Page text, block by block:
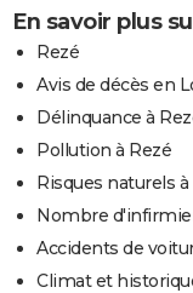
En savoir plus
Rezé
Avis de décès en
Délinquance à
Pollution à Rezé
Risques naturels à
Nombre
Accidents de
Climat et